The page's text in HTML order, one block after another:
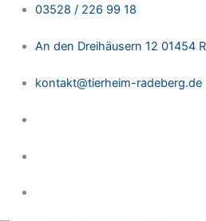
Zum
springen
03528 / 226 99 18
An den Dreihäusern 12 01454
kontakt@tierheim-radeberg.de